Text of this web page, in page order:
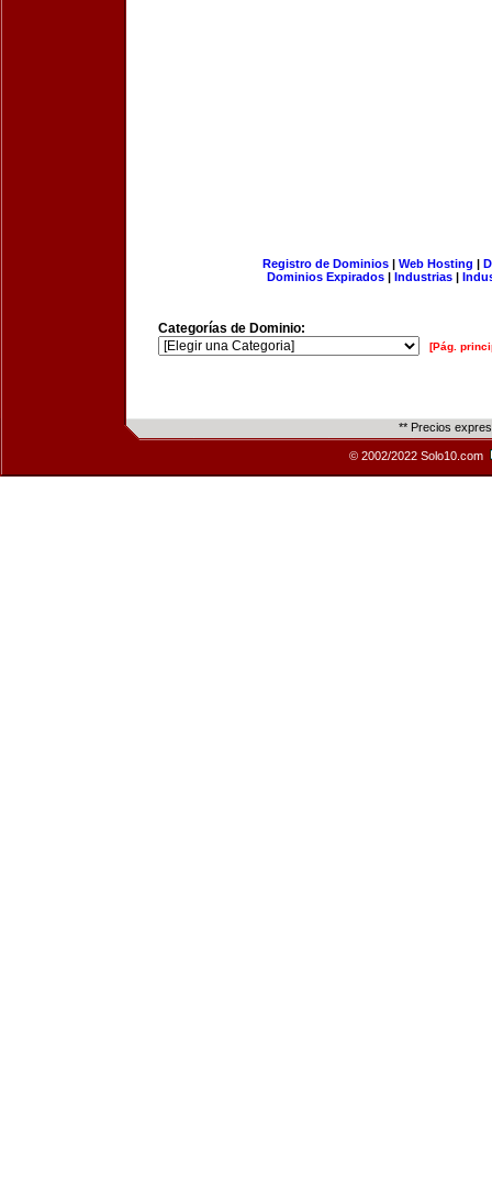
Registro de Dominios| Web Hosting |
Dominios Expirados | Industrias |
Categorías de Dominio:
[Pág.
** Precios
© 2002/2022 Solo10.com